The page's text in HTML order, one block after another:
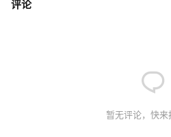
评论
暂无评论，快来